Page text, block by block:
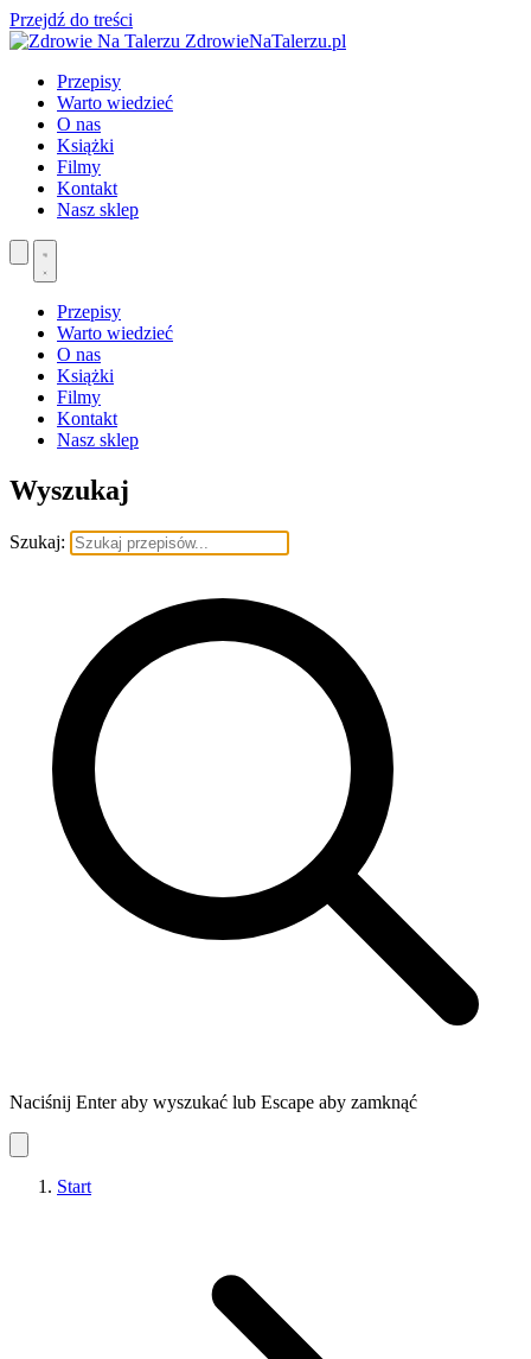
Przejdź do treści
ZdrowieNaTalerzu.pl
Przepisy
Warto wiedzieć
O nas
Książki
Filmy
Kontakt
Nasz sklep
Przepisy
Warto wiedzieć
O nas
Książki
Filmy
Kontakt
Nasz sklep
Wyszukaj
Szukaj:
Naciśnij Enter aby wyszukać lub Escape aby zamknąć
Start